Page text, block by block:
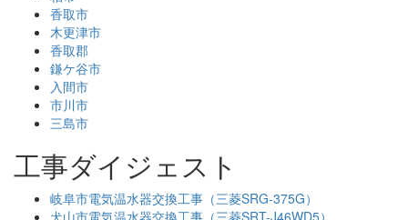
香取市
木更津市
香取郡
鎌ケ谷市
入間市
市川市
三島市
工事ダイジェスト
岐阜市電気温水器交換工事（三菱SRG-375G）
犬山市電気温水器交換工事（三菱SRT-J46WD5）